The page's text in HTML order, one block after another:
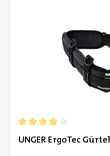
UNGER ErgoTec Gürtel